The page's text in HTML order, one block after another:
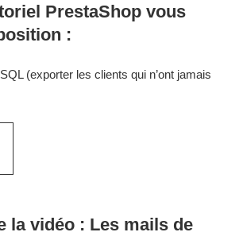
PrestaShop vous
:
(exporter les clients qui n’ont jamais
la vidéo : Les mails de